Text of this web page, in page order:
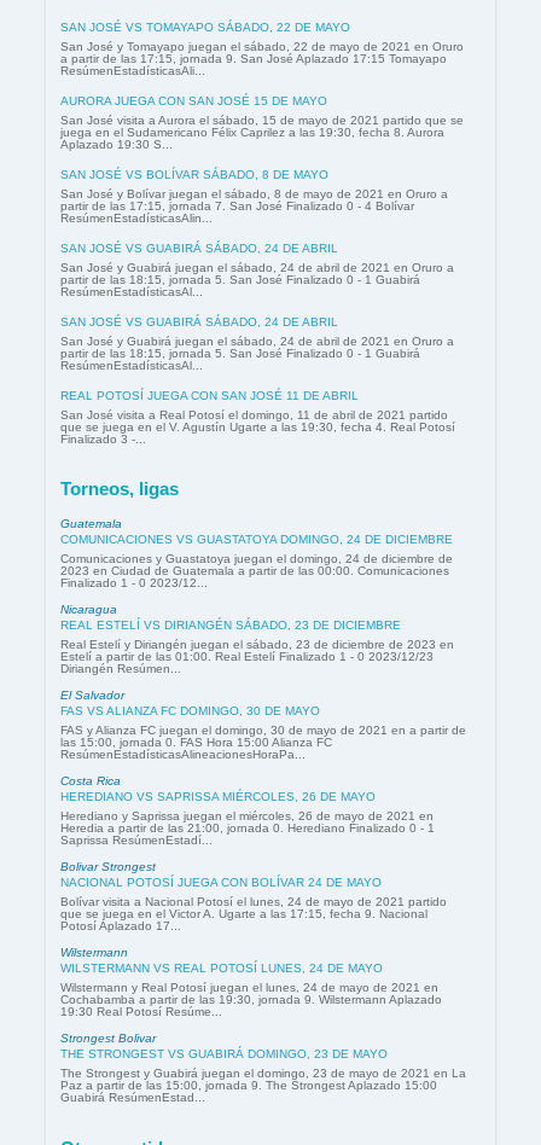
SAN JOSÉ VS TOMAYAPO SÁBADO, 22 DE MAYO
San José y Tomayapo juegan el sábado, 22 de mayo de 2021 en Oruro
a partir de las 17:15, jornada 9. San José Aplazado 17:15 Tomayapo
ResúmenEstadísticasAli...
AURORA JUEGA CON SAN JOSÉ 15 DE MAYO
San José visita a Aurora el sábado, 15 de mayo de 2021 partido que se
juega en el Sudamericano Félix Caprilez a las 19:30, fecha 8. Aurora
Aplazado 19:30 S...
SAN JOSÉ VS BOLÍVAR SÁBADO, 8 DE MAYO
San José y Bolívar juegan el sábado, 8 de mayo de 2021 en Oruro a
partir de las 17:15, jornada 7. San José Finalizado 0 - 4 Bolívar
ResúmenEstadísticasAlin...
SAN JOSÉ VS GUABIRÁ SÁBADO, 24 DE ABRIL
San José y Guabirá juegan el sábado, 24 de abril de 2021 en Oruro a
partir de las 18:15, jornada 5. San José Finalizado 0 - 1 Guabirá
ResúmenEstadísticasAl...
SAN JOSÉ VS GUABIRÁ SÁBADO, 24 DE ABRIL
San José y Guabirá juegan el sábado, 24 de abril de 2021 en Oruro a
partir de las 18:15, jornada 5. San José Finalizado 0 - 1 Guabirá
ResúmenEstadísticasAl...
REAL POTOSÍ JUEGA CON SAN JOSÉ 11 DE ABRIL
San José visita a Real Potosí el domingo, 11 de abril de 2021 partido
que se juega en el V. Agustín Ugarte a las 19:30, fecha 4. Real Potosí
Finalizado 3 -...
Torneos, ligas
Guatemala
COMUNICACIONES VS GUASTATOYA DOMINGO, 24 DE DICIEMBRE
Comunicaciones y Guastatoya juegan el domingo, 24 de diciembre de
2023 en Ciudad de Guatemala a partir de las 00:00. Comunicaciones
Finalizado 1 - 0 2023/12...
Nicaragua
REAL ESTELÍ VS DIRIANGÉN SÁBADO, 23 DE DICIEMBRE
Real Estelí y Diriangén juegan el sábado, 23 de diciembre de 2023 en
Estelí a partir de las 01:00. Real Estelí Finalizado 1 - 0 2023/12/23
Diriangén Resúmen...
El Salvador
FAS VS ALIANZA FC DOMINGO, 30 DE MAYO
FAS y Alianza FC juegan el domingo, 30 de mayo de 2021 en a partir de
las 15:00, jornada 0. FAS Hora 15:00 Alianza FC
ResúmenEstadísticasAlineacionesHoraPa...
Costa Rica
HEREDIANO VS SAPRISSA MIÉRCOLES, 26 DE MAYO
Herediano y Saprissa juegan el miércoles, 26 de mayo de 2021 en
Heredia a partir de las 21:00, jornada 0. Herediano Finalizado 0 - 1
Saprissa ResúmenEstadí...
Bolivar Strongest
NACIONAL POTOSÍ JUEGA CON BOLÍVAR 24 DE MAYO
Bolívar visita a Nacional Potosí el lunes, 24 de mayo de 2021 partido
que se juega en el Victor A. Ugarte a las 17:15, fecha 9. Nacional
Potosí Aplazado 17...
Wilstermann
WILSTERMANN VS REAL POTOSÍ LUNES, 24 DE MAYO
Wilstermann y Real Potosí juegan el lunes, 24 de mayo de 2021 en
Cochabamba a partir de las 19:30, jornada 9. Wilstermann Aplazado
19:30 Real Potosí Resúme...
Strongest Bolivar
THE STRONGEST VS GUABIRÁ DOMINGO, 23 DE MAYO
The Strongest y Guabirá juegan el domingo, 23 de mayo de 2021 en La
Paz a partir de las 15:00, jornada 9. The Strongest Aplazado 15:00
Guabirá ResúmenEstad...